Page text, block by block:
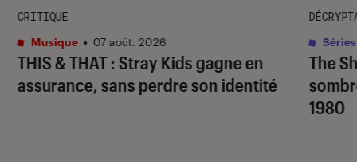
THIS & THAT: Stray Kids gagne en
assurance, sans perdre son identité
CRITIQUE
Musique • 07 août. 2026
The
1980
Séries